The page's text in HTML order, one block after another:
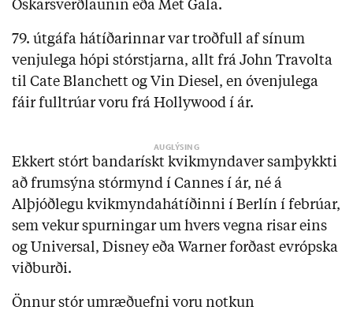
Óskarsverðlaunin eða Met Gala.
79. útgáfa hátíðarinnar var troðfull af sínum
venjulega hópi stórstjarna, allt frá John Travolta
til Cate Blanchett og Vin Diesel, en óvenjulega
fáir fulltrúar voru frá Hollywood í ár.
Ekkert stórt bandarískt kvikmyndaver samþykkti
að frumsýna stórmynd í Cannes í ár, né á
Alþjóðlegu kvikmyndahátíðinni í Berlín í febrúar,
sem vekur spurningar um hvers vegna risar eins
og Universal, Disney eða Warner forðast evrópska
viðburði.
Önnur stór umræðuefni voru notkun